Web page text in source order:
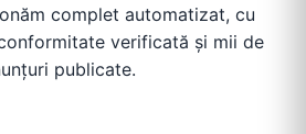
complet automatizat, cu
verificată și mii de
publicate.